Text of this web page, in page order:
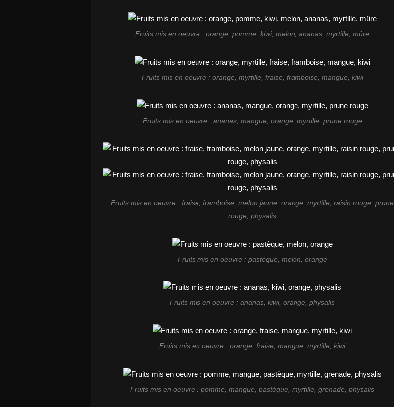
Fruits mis en oeuvre : orange, pomme, kiwi, melon, ananas, myrtille, mûre
Fruits mis en oeuvre : orange, myrtille, fraise, framboise, mangue, kiwi
Fruits mis en oeuvre : ananas, mangue, orange, myrtille, prune rouge
Fruits mis en oeuvre : fraise, framboise, melon jaune, orange, myrtille, raisin rouge, prune
rouge, physalis
Fruits mis en oeuvre : pastèque, melon, orange
Fruits mis en oeuvre : ananas, kiwi, orange, physalis
Fruits mis en oeuvre : orange, fraise, mangue, myrtille, kiwi
Fruits mis en oeuvre : pomme, mangue, pastèque, myrtille, grenade, physalis